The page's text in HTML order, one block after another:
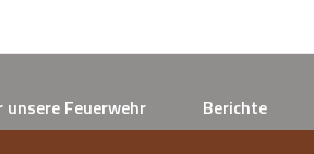
unsere Feuerwehr Berichte